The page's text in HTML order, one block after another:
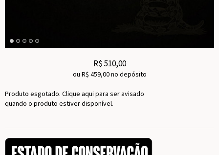
R$510,00
ou R$ 459,00no depósito
Produto esgotado. Clique aqui para ser avisado
quando o produto estiver disponível.